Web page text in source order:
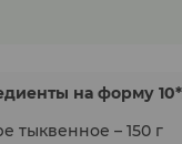
на форму
тыквенное – 150 г